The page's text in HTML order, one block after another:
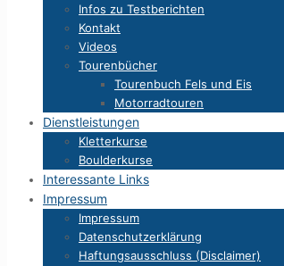
Infos zu Testberichten
Kontakt
Videos
Tourenbücher
Tourenbuch Fels und Eis
Motorradtouren
Dienstleistungen
Kletterkurse
Boulderkurse
Interessante Links
Impressum
Impressum
Datenschutzerklärung
Haftungsausschluss (Disclaimer)